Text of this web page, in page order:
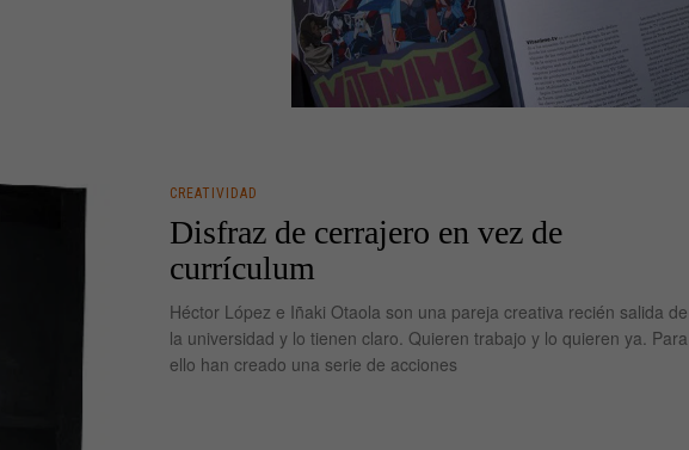
CREATIVIDAD
Disfraz de cerrajero en vez de
currículum
Héctor López e Iñaki Otaola son una pareja creativa recién salida de
la universidad y lo tienen claro. Quieren trabajo y lo quieren ya. Para
ello han creado una serie de acciones